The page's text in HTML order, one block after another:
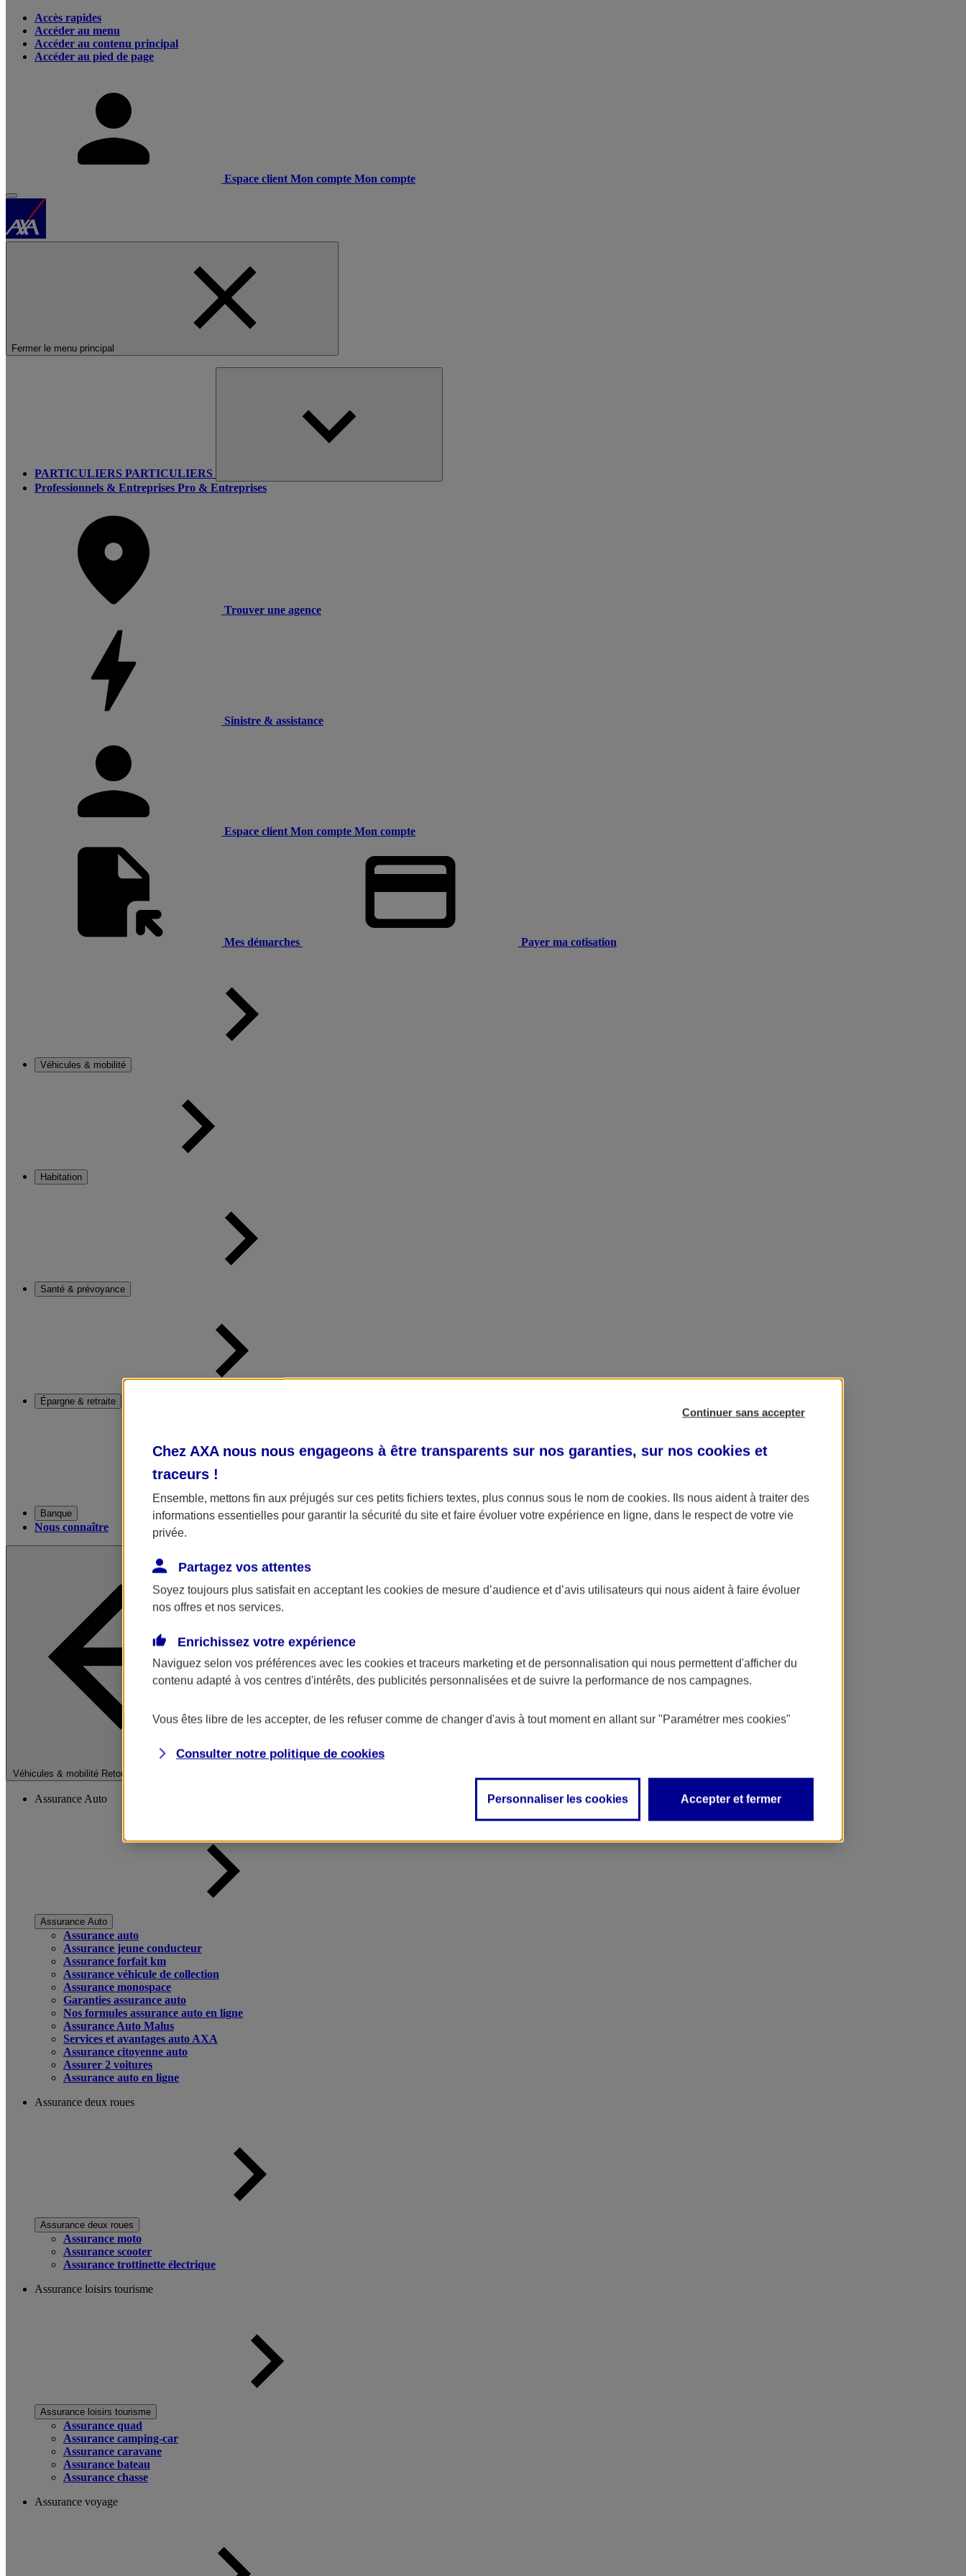
Accès rapides
Accéder au menu
Accéder au contenu principal
Accéder au pied de page
Espace client Mon compte Mon compte
Fermer le menu principal
PARTICULIERS PARTICULIERS
Professionnels & Entreprises Pro & Entreprises
Trouver une agence
Sinistre & assistance
Espace client Mon compte Mon compte
Mes démarches Payer ma cotisation
Véhicules & mobilité
Habitation
Santé & prévoyance
Épargne & retraite
Banque
Nous connaître
Véhicules & mobilité Retour à la section précédente
Fermer le menu principal
Assurance Auto
Assurance Auto
Assurance auto
Assurance jeune conducteur
Assurance forfait km
Assurance véhicule de collection
Assurance monospace
Garanties assurance auto
Nos formules assurance auto en ligne
Assurance Auto Malus
Services et avantages auto AXA
Assurance citoyenne auto
Assurer 2 voitures
Assurance auto en ligne
Assurance deux roues
Assurance deux roues
Assurance moto
Assurance scooter
Assurance trottinette électrique
Assurance loisirs tourisme
Assurance loisirs tourisme
Assurance quad
Assurance camping-car
Assurance caravane
Assurance bateau
Assurance chasse
Assurance voyage
Continuer sans accepter
Chez AXA nous nous engageons à être transparents sur nos garanties, sur nos cookies et
traceurs !
Ensemble, mettons fin aux préjugés sur ces petits fichiers textes, plus connus sous le nom de cookies. Ils nous aident à traiter des
informations essentielles pour garantir la sécurité du site et faire évoluer votre expérience en ligne, dans le respect de votre vie
privée.
Partagez vos attentes
Soyez toujours plus satisfait en acceptant les cookies de mesure d’audience et d’avis utilisateurs qui nous aident à faire évoluer
nos offres et nos services.
Enrichissez votre expérience
Naviguez selon vos préférences avec les cookies et traceurs marketing et de personnalisation qui nous permettent d'afficher du
contenu adapté à vos centres d'intérêts, des publicités personnalisées et de suivre la performance de nos campagnes.
Vous êtes libre de les accepter, de les refuser comme de changer d'avis à tout moment en allant sur "Paramétrer mes cookies"
Consulter notre politique de cookies
Personnaliser les cookies Accepter et fermer